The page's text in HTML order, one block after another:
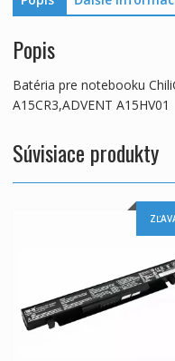
Popis
Batéria pre notebooku
A15CR3,ADVENT A15HV01
Súvisiace produkty